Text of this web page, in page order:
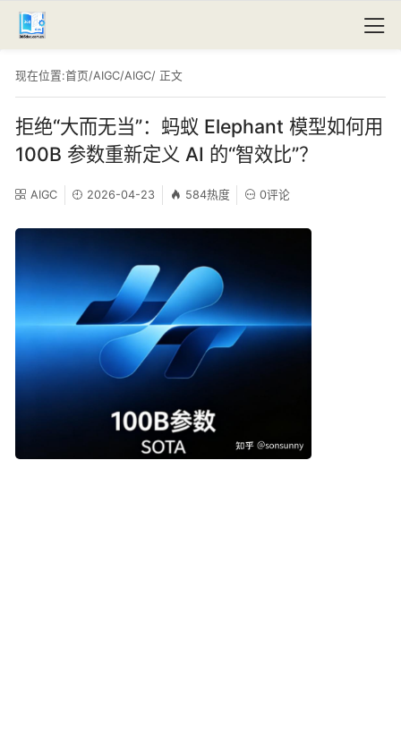
现在位置:首页/AIGC/AIGC/ 正文
拒绝“大而无当”：蚂蚁 Elephant 模型如何用
100B 参数重新定义 AI 的“智效比”？
AIGC 2026-04-23 584热度 0评论